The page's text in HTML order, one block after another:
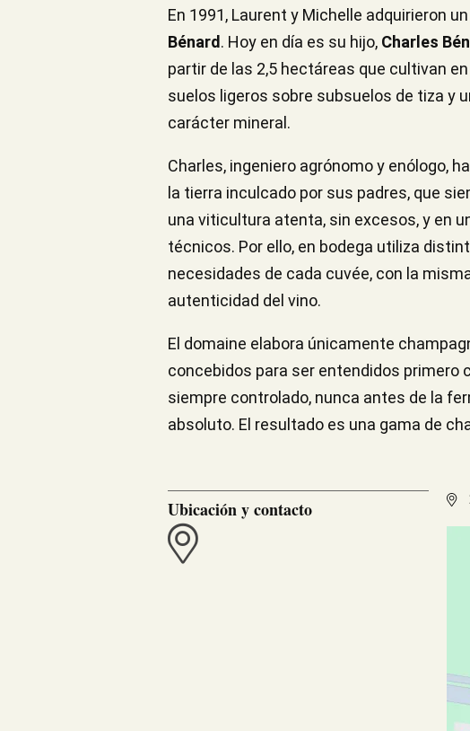
En 1991, Laurent y Michelle adquirieron
Bénard . Hoy en día es su hijo, Charles
partir de las 2,5 hectáreas que cultivan en
suelos ligeros sobre subsuelos de tiza y
carácter mineral.
Charles, ingeniero agrónomo y enólogo,
la tierra inculcado por sus padres, que
una viticultura atenta, sin excesos, y en
técnicos. Por ello, en bodega utiliza
necesidades de cada cuvée, con la
autenticidad del vino.
El domaine elabora únicamente
concebidos para ser entendidos primero
siempre controlado, nunca antes de la
absoluto. El resultado es una gama de
Ubicación y contacto